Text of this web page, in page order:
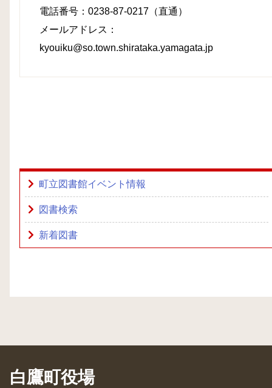
電話番号：0238-87-0217（直通）
メールアドレス：
kyouiku@so.town.shirataka.yamagata.jp
町立図書館イベント情報
図書検索
新着図書
白鷹町役場